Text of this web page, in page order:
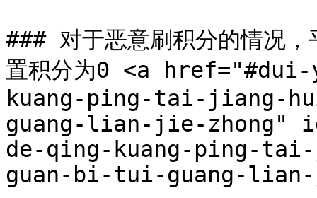
### 对于恶意刷积分的情况，
置积分为0 <a
kuang-ping-tai-jiang-
guang-lian-jie-zhong"
de-qing-kuang-ping-